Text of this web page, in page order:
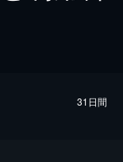
31日間